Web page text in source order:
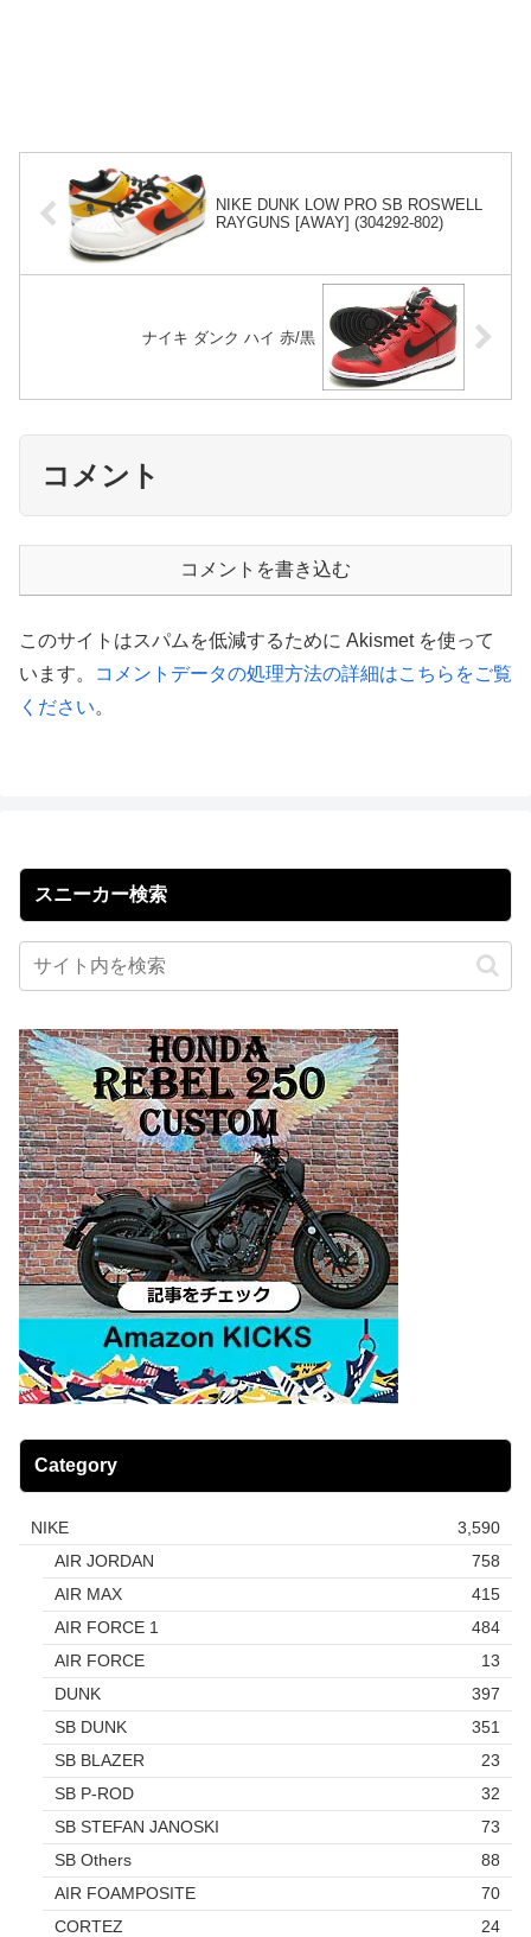
NIKE DUNK LOW PRO SB ROSWELL
RAYGUNS [AWAY] (304292-802)
ナイキ ダンク ハイ 赤/黒
コメント
コメントを書き込む
このサイトはスパムを低減するために Akismet を使って
います。
コメントデータの処理方法の詳細はこちらをご覧
ください。
スニーカー検索
Category
NIKE
3,590
AIR JORDAN
758
AIR MAX
415
AIR FORCE 1
484
AIR FORCE
13
DUNK
397
SB DUNK
351
SB BLAZER
23
SB P-ROD
32
SB STEFAN JANOSKI
73
SB Others
88
AIR FOAMPOSITE
70
CORTEZ
24